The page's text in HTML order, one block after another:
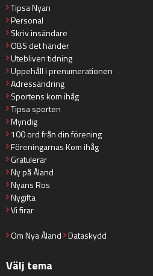
Tipsa Nyan
Personal
Skriv insändare
OBS det händer
Utebliven tidning
Uppehåll i prenumerationen
Adressändring
Sportens kom ihåg
Tipsa sporten
Myndig
100 ord från din förening
Föreningarnas Kom ihåg
Gratulerar
Ny på Åland
Nyans Ros
Nygifta
Vi firar
Om Nya Åland Dataskydd
Välj tema